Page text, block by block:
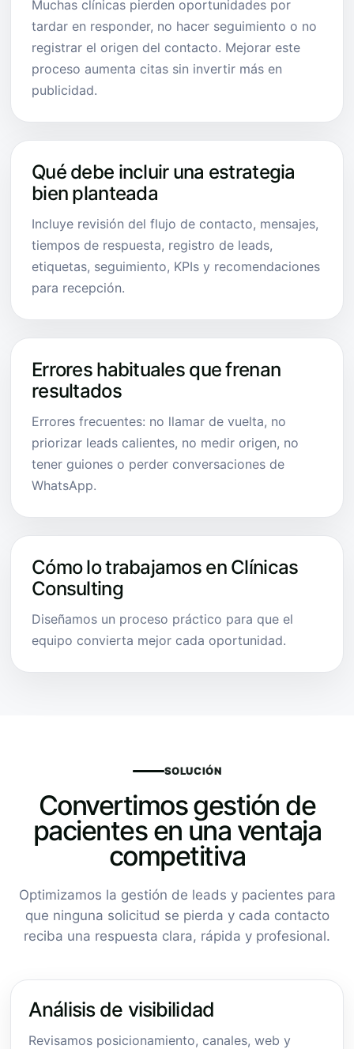
Muchas clínicas pierden oportunidades por
tardar en responder, no hacer seguimiento o no
registrar el origen del contacto. Mejorar este
proceso aumenta citas sin invertir más en
publicidad.
Qué debe incluir una estrategia
bien planteada
Incluye revisión del flujo de contacto, mensajes,
tiempos de respuesta, registro de leads,
etiquetas, seguimiento, KPIs y recomendaciones
para recepción.
Errores habituales que frenan
resultados
Errores frecuentes: no llamar de vuelta, no
priorizar leads calientes, no medir origen, no
tener guiones o perder conversaciones de
WhatsApp.
Cómo lo trabajamos en Clínicas
Consulting
Diseñamos un proceso práctico para que el
equipo convierta mejor cada oportunidad.
SOLUCIÓN
Convertimos gestión de
pacientes en una ventaja
competitiva
Optimizamos la gestión de leads y pacientes para
que ninguna solicitud se pierda y cada contacto
reciba una respuesta clara, rápida y profesional.
Análisis de visibilidad
Revisamos posicionamiento, canales, web y